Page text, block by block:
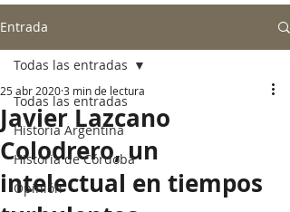
Entrada
Todas las entradas
Historia Argentina
Historia de Córdoba
Opinión
Todas las entradas
Javier Lazcano
Colodrero, un
intelectual en tiempos
25 abr 20203 min de lectura